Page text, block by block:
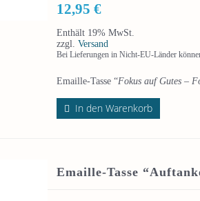
12,95 €
Enthält 19% MwSt.
zzgl. Versand
Bei Lieferungen in Nicht-EU-Länder
Emaille-Tasse “Fokus auf Gutes –
In den Warenkorb
Emaille-Tasse